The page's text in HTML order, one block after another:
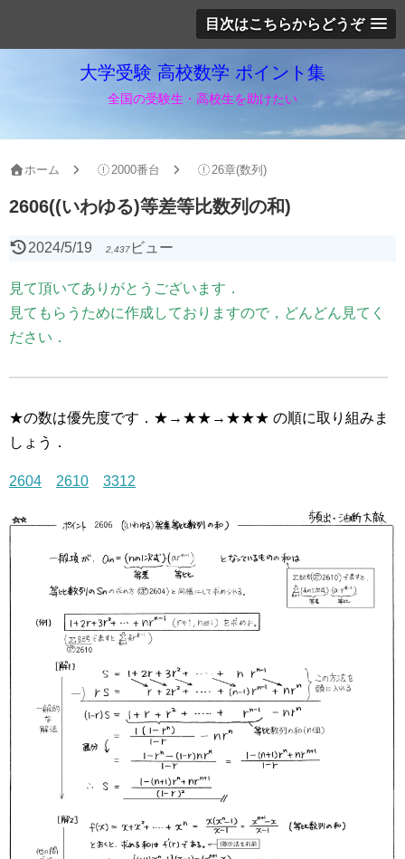
目次はこちらからどうぞ
大学受験 高校数学 ポイント集
全国の受験生・高校生を助けたい
ホーム 2000番台 26章(数列)
2606((いわゆる)等差等比数列の和)
2024/5/19 2,437ビュー
見て頂いてありがとうございます．
見てもらうために作成しておりますので，どんどん見てく
ださい．
★の数は優先度です．★→★★→★★★ の順に取り組みま
しょう．
2604 2610 3312